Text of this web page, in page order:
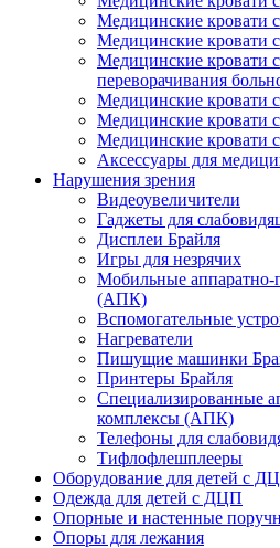
Медицинские кровати
Медицинские кровати
Медицинские кровати
переворачивания
Медицинские кровати
Медицинские кровати
Медицинские кровати
Аксессуары для
Нарушения зрения
Видеоувеличители
Гаджеты для
Дисплеи Брайля
Игры для незрячих
Мобильные
(АПК)
Вспомогательные
Нагреватели
Пишущие машинки
Принтеры Брайля
Специализированные
комплексы (АПК)
Телефоны для
Тифлофлешплееры
Оборудование для детей с
Одежда для детей с ДЦП
Опорные и настенные
Опоры для лежания